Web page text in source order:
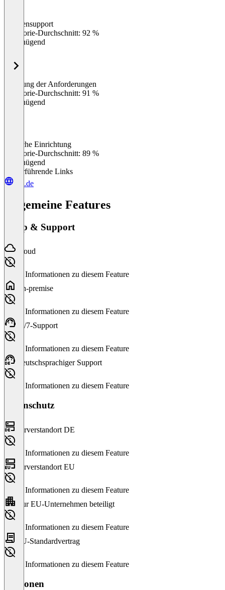
Kundensupport
Kategorie-Durchschnitt: 92 %
Ungenügend
Erfüllung der Anforderungen
Kategorie-Durchschnitt: 91 %
Ungenügend
Einfache Einrichtung
Kategorie-Durchschnitt: 89 %
Ungenügend
Weiterführende Links
azs.de
Allgemeine Features
Setup & Support
Cloud
Keine Informationen zu diesem Feature
On-premise
Keine Informationen zu diesem Feature
24/7-Support
Keine Informationen zu diesem Feature
Deutschsprachiger Support
Keine Informationen zu diesem Feature
Datenschutz
Serverstandort DE
Keine Informationen zu diesem Feature
Serverstandort EU
Keine Informationen zu diesem Feature
Nur EU-Unternehmen beteiligt
Keine Informationen zu diesem Feature
EU-Standardvertrag
Keine Informationen zu diesem Feature
Versionen